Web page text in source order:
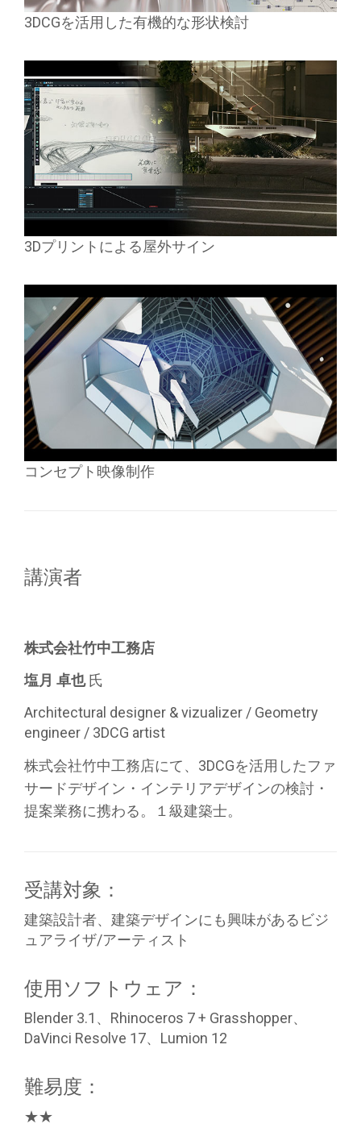
3DCGを活用した有機的な形状検討
3Dプリントによる屋外サイン
コンセプト映像制作
講演者
株式会社竹中工務店
塩月 卓也氏
Architectural designer & vizualizer / Geometry
engineer / 3DCG artist
株式会社竹中工務店にて、3DCGを活用したファ
サードデザイン・インテリアデザインの検討・
提案業務に携わる。１級建築士。
受講対象：
建築設計者、建築デザインにも興味があるビジ
ュアライザ/アーティスト
使用ソフトウェア：
Blender 3.1、Rhinoceros 7 + Grasshopper、
DaVinci Resolve 17、Lumion 12
難易度：
★★